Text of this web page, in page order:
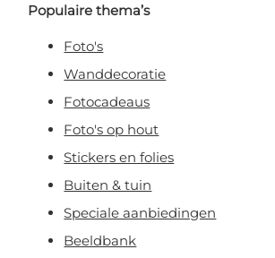
Populaire thema’s
Foto's
Wanddecoratie
Fotocadeaus
Foto's op hout
Stickers en folies
Buiten & tuin
Speciale aanbiedingen
Beeldbank